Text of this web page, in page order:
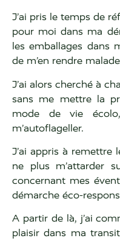
J’ai pris le temps de
pour moi dans ma
les emballages dans
de m’en rendre
J’ai alors cherché à
sans me mettre la
mode de vie
m’autoflageller.
J’ai appris à remettre
ne plus m’attarder
concernant mes
démarche éco-
A partir de là, j’ai
plaisir dans ma